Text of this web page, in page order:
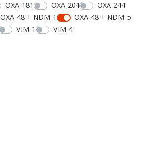
OXA-181 OXA-204
OXA-244
OXA-48 + NDM-1
OXA-48 + NDM-5
VIM-1
VIM-4